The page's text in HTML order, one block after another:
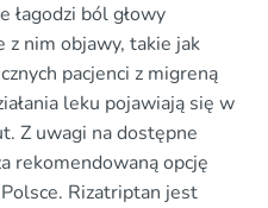
łagodzi ból głowy
z nim objawy, takie jak
pacjenci z migreną
leku pojawiają się w
Z uwagi na dostępne
rekomendowaną opcję
Rizatriptan jest